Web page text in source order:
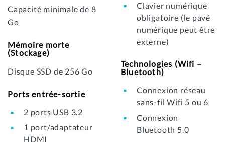
Capacité minimale de 8
Go
Mémoire morte
(Stockage)
Disque SSD de 256 Go
Ports entrée-sortie
2 ports USB 3.2
1 port/adaptateur
HDMI
Clavier numérique
obligatoire (le pavé
numérique peut être
externe)
Technologies (Wifi –
Bluetooth)
Connexion réseau
sans-fil Wifi 5 ou 6
Connexion
Bluetooth 5.0